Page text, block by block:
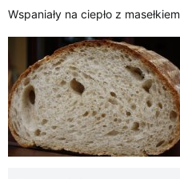
Wspaniały na ciepło z masełkiem